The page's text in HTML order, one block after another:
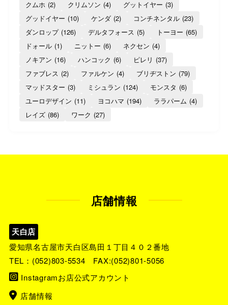
クムホ (2) クリムソン (4) グットイヤー (3)
グッドイヤー (10) ケンダ (2) コンチネンタル (23)
ダンロップ (126) デルタフォース (5) トーヨー (65)
ドォール (1) ニットー (6) ネクセン (4)
ノキアン (16) ハンコック (6) ピレリ (37)
ファブレス (2) ファルケン (4) ブリヂストン (79)
マッドスター (3) ミシュラン (124) モンスタ (6)
ユーロデザイン (11) ヨコハマ (194) ララパーム (4)
レイズ (86) ワーク (27)
店舗情報
天白店
愛知県名古屋市天白区島田１丁目４０２番地
TEL： (052)803-5534 FAX:(052)801-5056
Instagramお店公式アカウント
店舗情報